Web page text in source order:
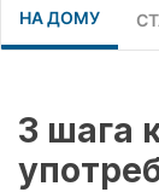
НА ДОМУ
3 шага